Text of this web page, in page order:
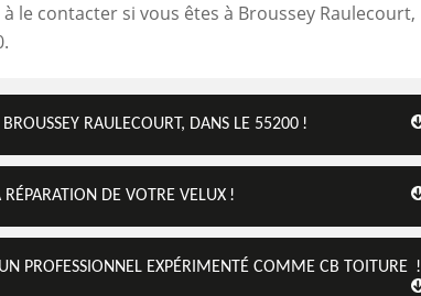
à le contacter si vous êtes à Broussey Raulecourt,
RAULECOURT, DANS LE 55200 !
RÉPARATION DE VOTRE VELUX !
PROFESSIONNEL EXPÉRIMENTÉ COMME CB TOITURE !